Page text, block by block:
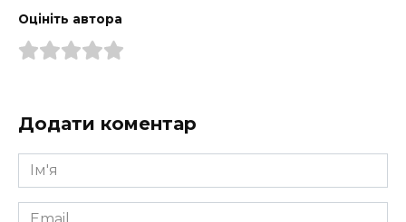
Оцініть автора
Додати коментар
Ім'я
*
Email